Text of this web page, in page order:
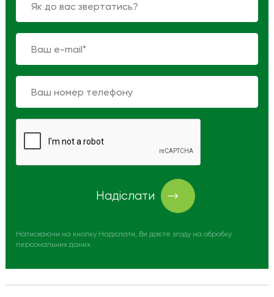
Надіслати
Натискаючи на кнопку Надіслати, Ви даєте згоду на обробку
персональних даних